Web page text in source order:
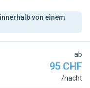
von einem
ab
95 CHF
/nacht